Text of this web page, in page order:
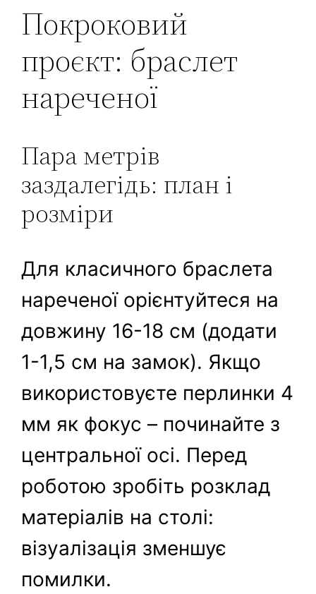
Покроковий
проєкт: браслет
нареченої
Пара метрів
заздалегідь: план і
розміри
Для класичного браслета
нареченої орієнтуйтеся на
довжину 16-18 см (додати
1-1,5 см на замок). Якщо
використовуєте перлинки 4
мм як фокус – починайте з
центральної осі. Перед
роботою зробіть розклад
матеріалів на столі:
візуалізація зменшує
помилки.